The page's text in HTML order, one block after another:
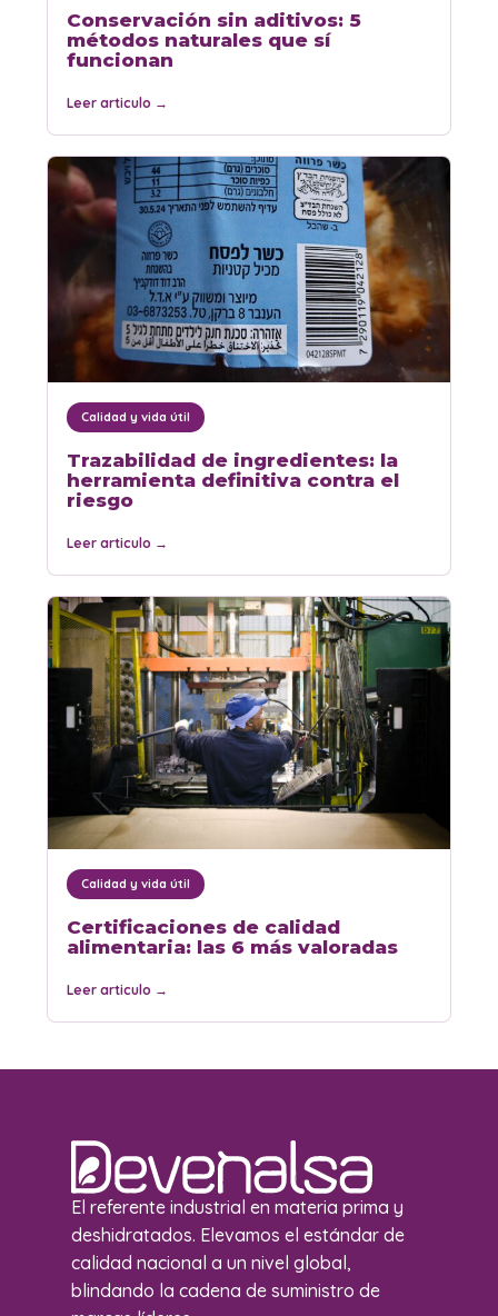
Conservación sin aditivos: 5
métodos naturales que sí
funcionan
Leer articulo →
Calidad y vida útil
Trazabilidad de ingredientes: la
herramienta definitiva contra el
riesgo
Leer articulo →
Calidad y vida útil
Certificaciones de calidad
alimentaria: las 6 más valoradas
Leer articulo →
El referente industrial en materia prima y
deshidratados. Elevamos el estándar de
calidad nacional a un nivel global,
blindando la cadena de suministro de